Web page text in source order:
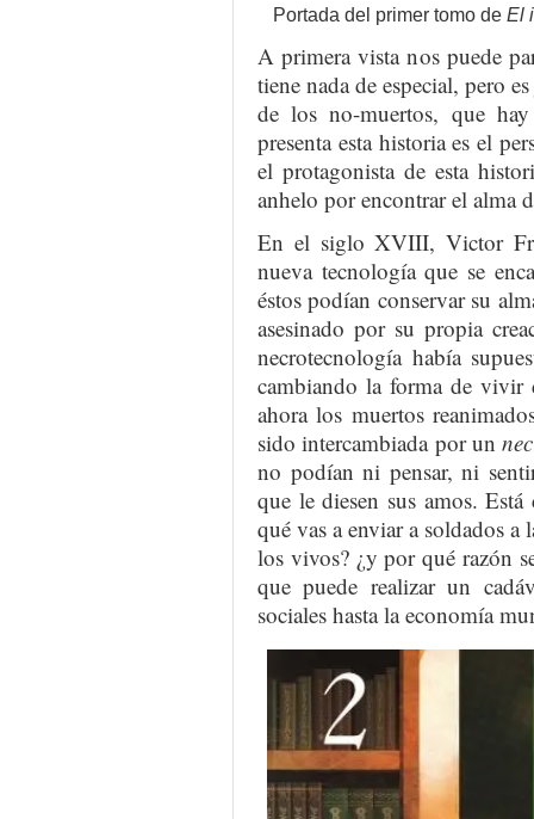
Portada del primer tomo de El
A primera vista nos puede
tiene nada de especial, pero
de los no-muertos, que
presenta esta historia es el
el protagonista de esta
anhelo por encontrar el alma
En el siglo XVIII, Victor
nueva tecnología que se
éstos podían conservar su
asesinado por su propia
necrotecnología había
cambiando la forma de vivir
ahora los muertos
sido intercambiada por un
no podían ni pensar, ni
que le diesen sus amos.
qué vas a enviar a soldados
los vivos? ¿y por qué razón
que puede realizar un
sociales hasta la economía